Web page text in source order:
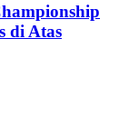
di Atas